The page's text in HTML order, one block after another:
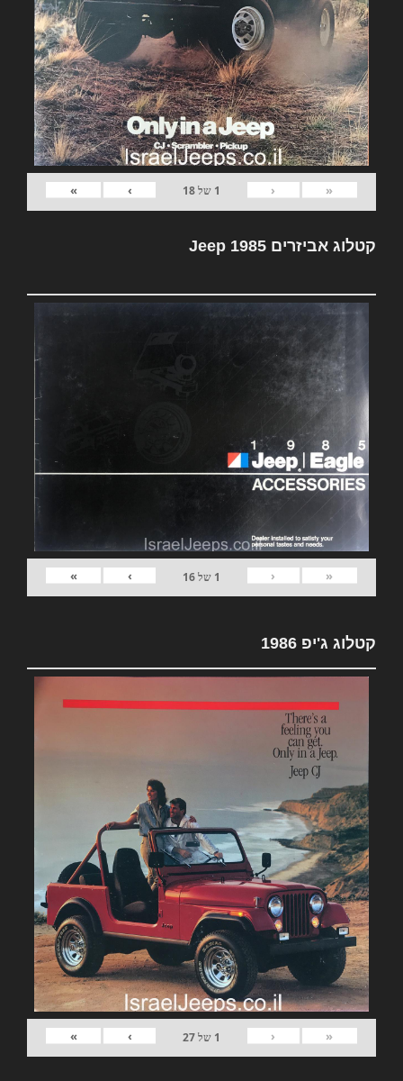
«
‹
1 של18
›
»
קטלוג אביזרים Jeep 1985
«
‹
1 של16
›
»
קטלוג ג'יפ 1986
«
‹
1 של27
›
»